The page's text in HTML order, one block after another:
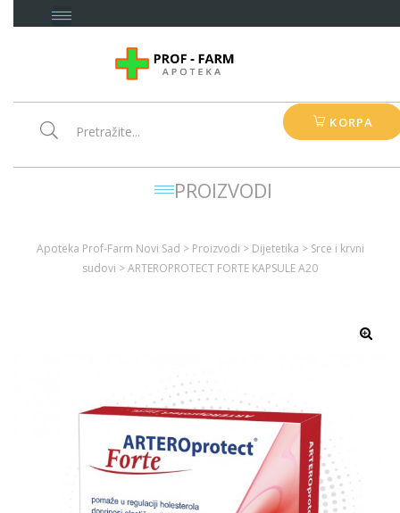
KORPA
PROIZVODI
Apoteka Prof-Farm Novi Sad > Proizvodi > Dijetetika > Srce i krvni
sudovi >ARTEROPROTECT FORTE KAPSULE A20